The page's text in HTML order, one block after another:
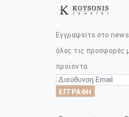
Εγγραφείτε στο
όλες τις προσφορές
προϊόντα.
ΕΓΓΡΑΦΗ